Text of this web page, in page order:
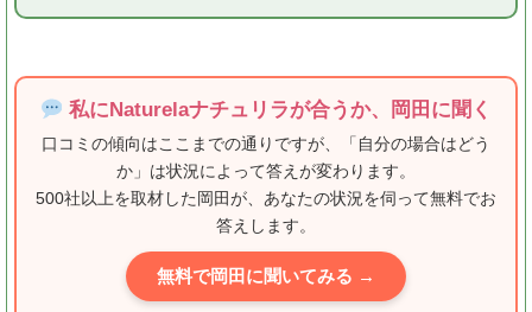
私にNaturelaナチュリラが合うか、岡田に聞く
口コミの傾向はここまでの通りですが、「自分の場合はどう
か」は状況によって答えが変わります。
500社以上を取材した岡田が、あなたの状況を伺って無料でお
答えします。
無料で岡田に聞いてみる →